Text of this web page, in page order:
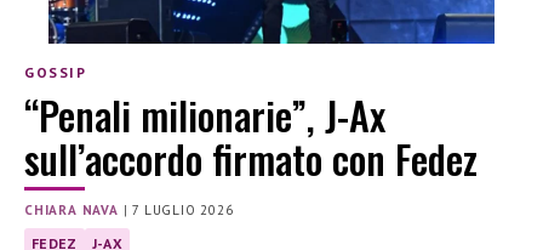
GOSSIP
“Penali milionarie”, J-Ax
sull’accordo firmato con Fedez
CHIARA NAVA |7 LUGLIO 2026
FEDEZ J-AX